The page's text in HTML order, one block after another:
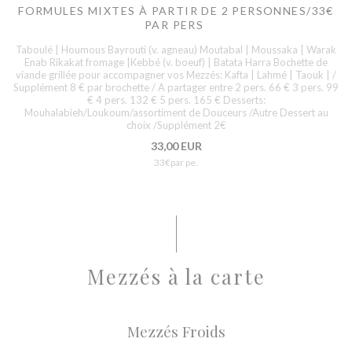
FORMULES MIXTES À PARTIR DE 2 PERSONNES/33€
PAR PERS
Taboulé | Houmous Bayrouti (v. agneau) Moutabal | Moussaka | Warak
Enab Rikakat fromage |Kebbé (v. boeuf) | Batata Harra Bochette de
viande grillée pour accompagner vos Mezzés: Kafta | Lahmé | Taouk | /
Supplément 8 € par brochette / A partager entre 2 pers. 66 € 3 pers. 99
€ 4 pers. 132 € 5 pers. 165 € Desserts:
Mouhalabieh/Loukoum/assortiment de Douceurs /Autre Dessert au
choix /Supplément 2€
33,00 EUR
33€par pe.
Mezzés à la carte
Mezzés Froids